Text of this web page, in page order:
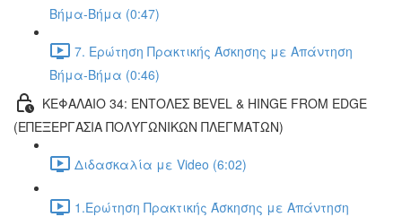
Βήμα-Βήμα (0:47)
7. Ερώτηση Πρακτικής Άσκησης με Απάντηση
Βήμα-Βήμα (0:46)
ΚΕΦΑΛΑΙΟ 34: ΕΝΤΟΛΕΣ BEVEL & HINGE FROM EDGE
(ΕΠΕΞΕΡΓΑΣΙΑ ΠΟΛΥΓΩΝΙΚΩΝ ΠΛΕΓΜΑΤΩΝ)
Διδασκαλία με Video (6:02)
1.Ερώτηση Πρακτικής Άσκησης με Απάντηση